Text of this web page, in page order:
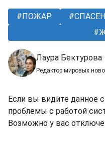
ПОЖАР
Лаура Бектурова
Редактор мировых
Если вы видите данное
проблемы с работой
Возможно у вас